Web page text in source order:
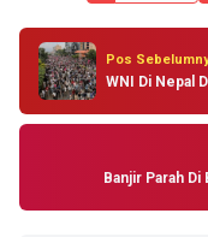
Pos
WNI Di Nepal
Banjir Parah Di